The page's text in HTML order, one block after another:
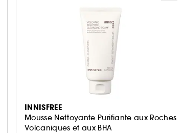
INNISFREE
Mousse Nettoyante Purifiante aux Roches
Volcaniques et aux BHA